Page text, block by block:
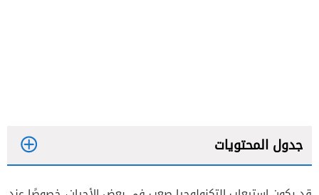
جدول المحتويات